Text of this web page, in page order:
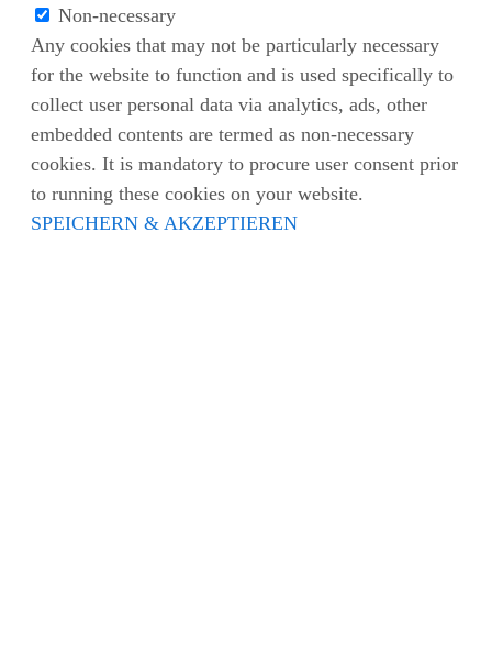
Non-necessary
Any cookies that may not be particularly necessary
for the website to function and is used specifically to
collect user personal data via analytics, ads, other
embedded contents are termed as non-necessary
cookies. It is mandatory to procure user consent prior
to running these cookies on your website.
SPEICHERN & AKZEPTIEREN